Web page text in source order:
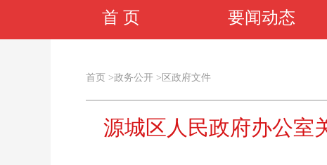
首 页 要闻动态
首页 >政务公开 > 区政府文件
源城区人民政府办公室